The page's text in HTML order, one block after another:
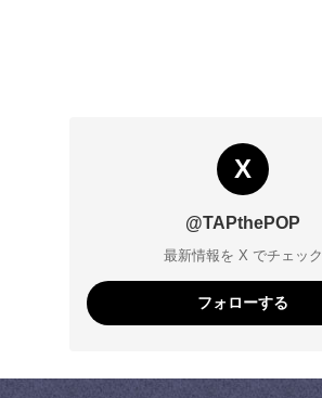
X
@TAPthePOP
最新情報を X でチェック
フォローする